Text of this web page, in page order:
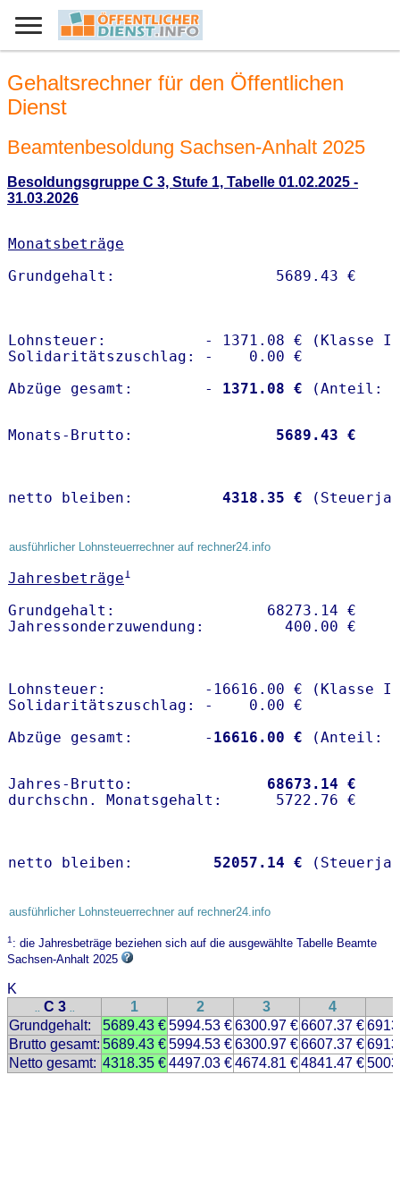
Gehaltsrechner für den Öffentlichen
Dienst
Beamtenbesoldung Sachsen-Anhalt 2025
Besoldungsgruppe C 3, Stufe 1, Tabelle 01.02.2025 -
31.03.2026
Monatsbeträge
Lohnsteuer:           - 1371.08 € (Klasse I)
Solidaritätszuschlag: -    0.00 €
Abzüge gesamt:        -
1371.08 €
Monats-Brutto: 5689.43 €
netto bleiben: 4318.35 €
ausführlicher Lohnsteuerrechner auf rechner24.info
Jahresbeträge1
Grundgehalt:                 68273.14 €
Lohnsteuer:           -16616.00 € (Klasse I)
Solidaritätszuschlag: -    0.00 €
Abzüge gesamt:        - 16616.00 €
Jahres-Brutto: 68673.14 €
netto bleiben: 52057.14 €
ausführlicher Lohnsteuerrechner auf rechner24.info
1: die Jahresbeträge beziehen sich auf die ausgewählte Tabelle Beamte
Sachsen-Anhalt 2025
K
.. C 3 .. 1 2 3 4
Grundgehalt:
5689.43 €5994.53 €6300.97 €6607.37 €
Brutto gesamt: 5689.43 €5994.53 €6300.97 €6607.37 €
Netto gesamt: 4318.35 €4497.03 €4674.81 €4841.47 €